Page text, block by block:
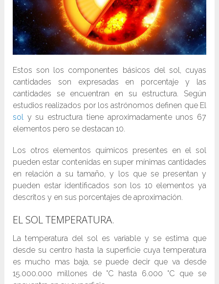
Estos son los componentes básicos del sol, cuyas
cantidades son expresadas en porcentaje y las
cantidades se encuentran en su estructura. Según
estudios realizados por los astrónomos definen que El
sol y su estructura tiene aproximadamente unos 67
elementos pero se destacan 10.
Los otros elementos químicos presentes en el sol
pueden estar contenidas en super mínimas cantidades
en relación a su tamaño, y los que se presentan y
pueden estar identificados son los 10 elementos ya
descritos y en sus porcentajes de aproximación.
EL SOL TEMPERATURA.
La temperatura del sol es variable y se estima que
desde su centro hasta la superficie cuya temperatura
es mucho mas baja, se puede decir que va desde
15.000.000 millones de °C hasta 6.000 °C que se